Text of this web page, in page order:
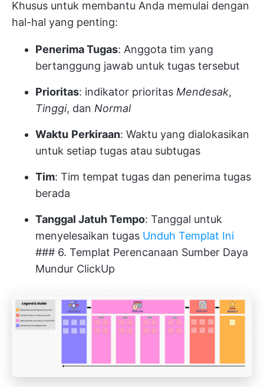
Khusus untuk membantu Anda memulai dengan
hal-hal yang penting:
Penerima Tugas: Anggota tim yang
bertanggung jawab untuk tugas tersebut
Prioritas: indikator prioritas Mendesak,
Tinggi, dan Normal
Waktu Perkiraan: Waktu yang dialokasikan
untuk setiap tugas atau subtugas
Tim: Tim tempat tugas dan penerima tugas
berada
Tanggal Jatuh Tempo: Tanggal untuk
menyelesaikan tugas Unduh Templat Ini
### 6. Templat Perencanaan Sumber Daya
Mundur ClickUp